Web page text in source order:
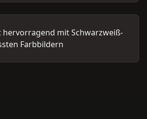
mit Schwarzweiß-
Farbbildern